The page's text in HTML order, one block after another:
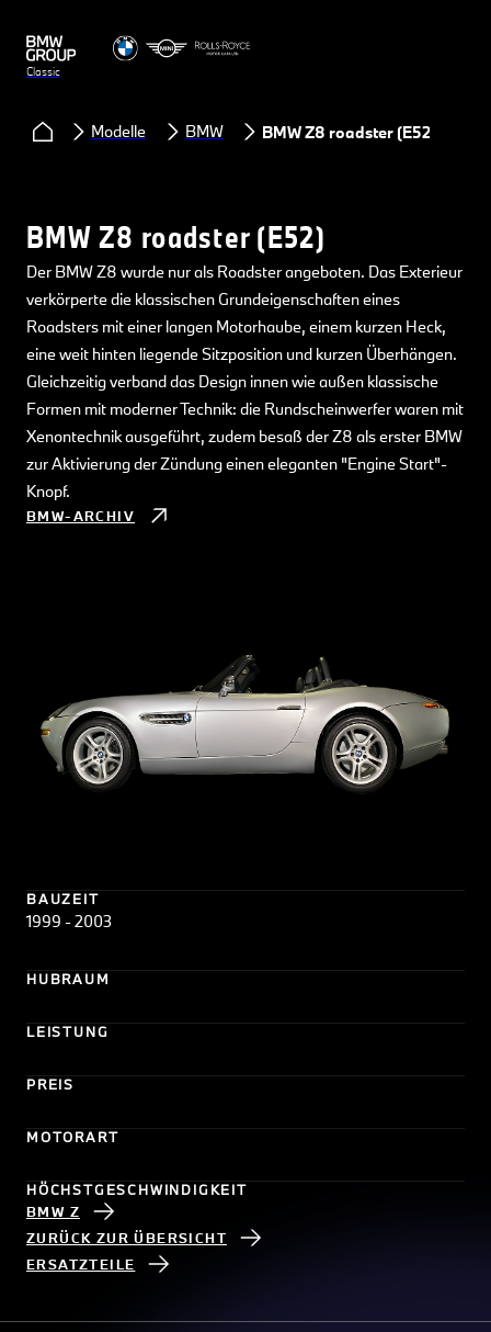
Classic
Modelle BMW BMW Z8 roadster (E52)
BMW Z8 roadster (E52)
Der BMW Z8 wurde nur als Roadster angeboten. Das Exterieur
verkörperte die klassischen Grundeigenschaften eines
Roadsters mit einer langen Motorhaube, einem kurzen Heck,
eine weit hinten liegende Sitzposition und kurzen Überhängen.
Gleichzeitig verband das Design innen wie außen klassische
Formen mit moderner Technik: die Rundscheinwerfer waren mit
Xenontechnik ausgeführt, zudem besaß der Z8 als erster BMW
zur Aktivierung der Zündung einen eleganten "Engine Start"-
Knopf.
BMW-ARCHIV
BAUZEIT
1999 - 2003
HUBRAUM
LEISTUNG
PREIS
MOTORART
HÖCHSTGESCHWINDIGKEIT
BMW Z
ZURÜCK ZUR ÜBERSICHT
ERSATZTEILE